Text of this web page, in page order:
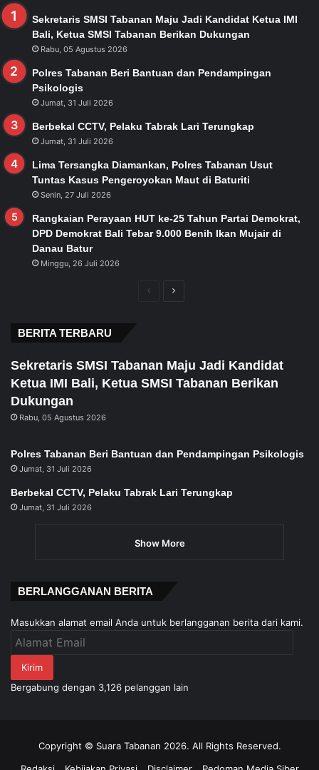
Sekretaris SMSI Tabanan Maju Jadi Kandidat Ketua IMI
Bali, Ketua SMSI Tabanan Berikan Dukungan
Rabu, 05 Agustus 2026
Polres Tabanan Beri Bantuan dan Pendampingan
Psikologis
Jumat, 31 Juli 2026
Berbekal CCTV, Pelaku Tabrak Lari Terungkap
Jumat, 31 Juli 2026
Lima Tersangka Diamankan, Polres Tabanan Usut
Tuntas Kasus Pengeroyokan Maut di Baturiti
Senin, 27 Juli 2026
Rangkaian Perayaan HUT ke-25 Tahun Partai Demokrat,
DPD Demokrat Bali Tebar 9.000 Benih Ikan Mujair di
Danau Batur
Minggu, 26 Juli 2026
PreviousNext
BERITA TERBARU
Sekretaris SMSI Tabanan Maju Jadi Kandidat
Ketua IMI Bali, Ketua SMSI Tabanan Berikan
Dukungan
Rabu, 05 Agustus 2026
Polres Tabanan Beri Bantuan dan Pendampingan Psikologis
Jumat, 31 Juli 2026
Berbekal CCTV, Pelaku Tabrak Lari Terungkap
Jumat, 31 Juli 2026
Show More
BERLANGGANAN BERITA
Masukkan alamat email Anda untuk berlangganan berita dari kami.
Alamat
Kirim
Bergabung dengan 3,126 pelanggan lain
Copyright © Suara Tabanan 2026. All Rights Reserved.